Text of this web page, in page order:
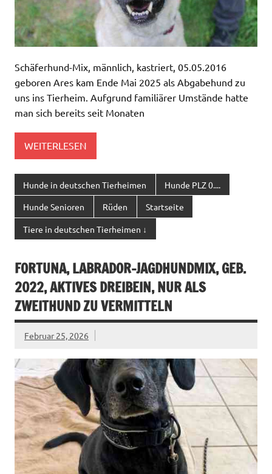
Schäferhund-Mix, männlich, kastriert, 05.05.2016
geboren Ares kam Ende Mai 2025 als Abgabehund zu
uns ins Tierheim. Aufgrund familiärer Umstände hatte
man sich bereits seit Monaten
WEITERLESEN
Hunde in deutschen Tierheimen Hunde PLZ 0....
Hunde Senioren Rüden Startseite
Tiere in deutschen Tierheimen ↓
FORTUNA, LABRADOR-JAGDHUNDMIX, GEB.
2022, AKTIVES DREIBEIN, NUR ALS
ZWEITHUND ZU VERMITTELN
Februar 25, 2026